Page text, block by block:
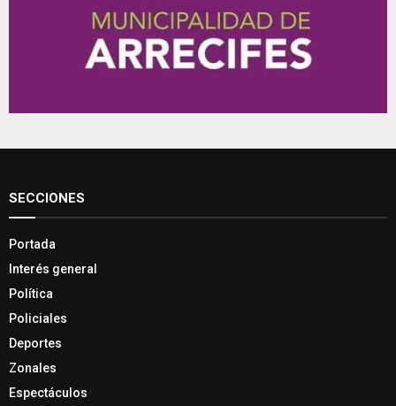
SECCIONES
Portada
Interés general
Política
Policiales
Deportes
Zonales
Espectáculos